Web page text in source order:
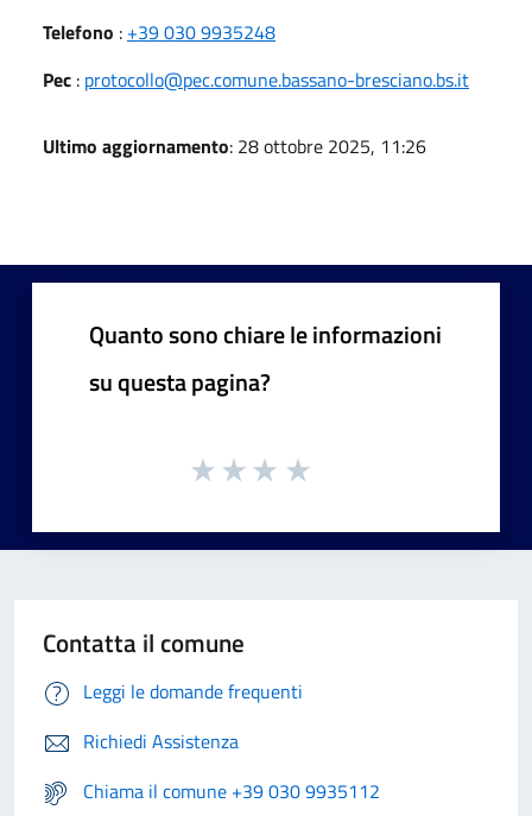
Telefono : +39 030 9935248
Pec : protocollo@pec.comune.bassano-bresciano.bs.it
Ultimo aggiornamento: 28 ottobre 2025, 11:26
Quanto sono chiare le informazioni
su questa pagina?
Contatta il comune
Leggi le domande frequenti
Richiedi Assistenza
Chiama il comune +39 030 9935112